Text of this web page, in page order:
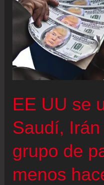
asesinato
de
su
en
de
la
Victoria
EE UU se
Saudí,
grupo de
menos